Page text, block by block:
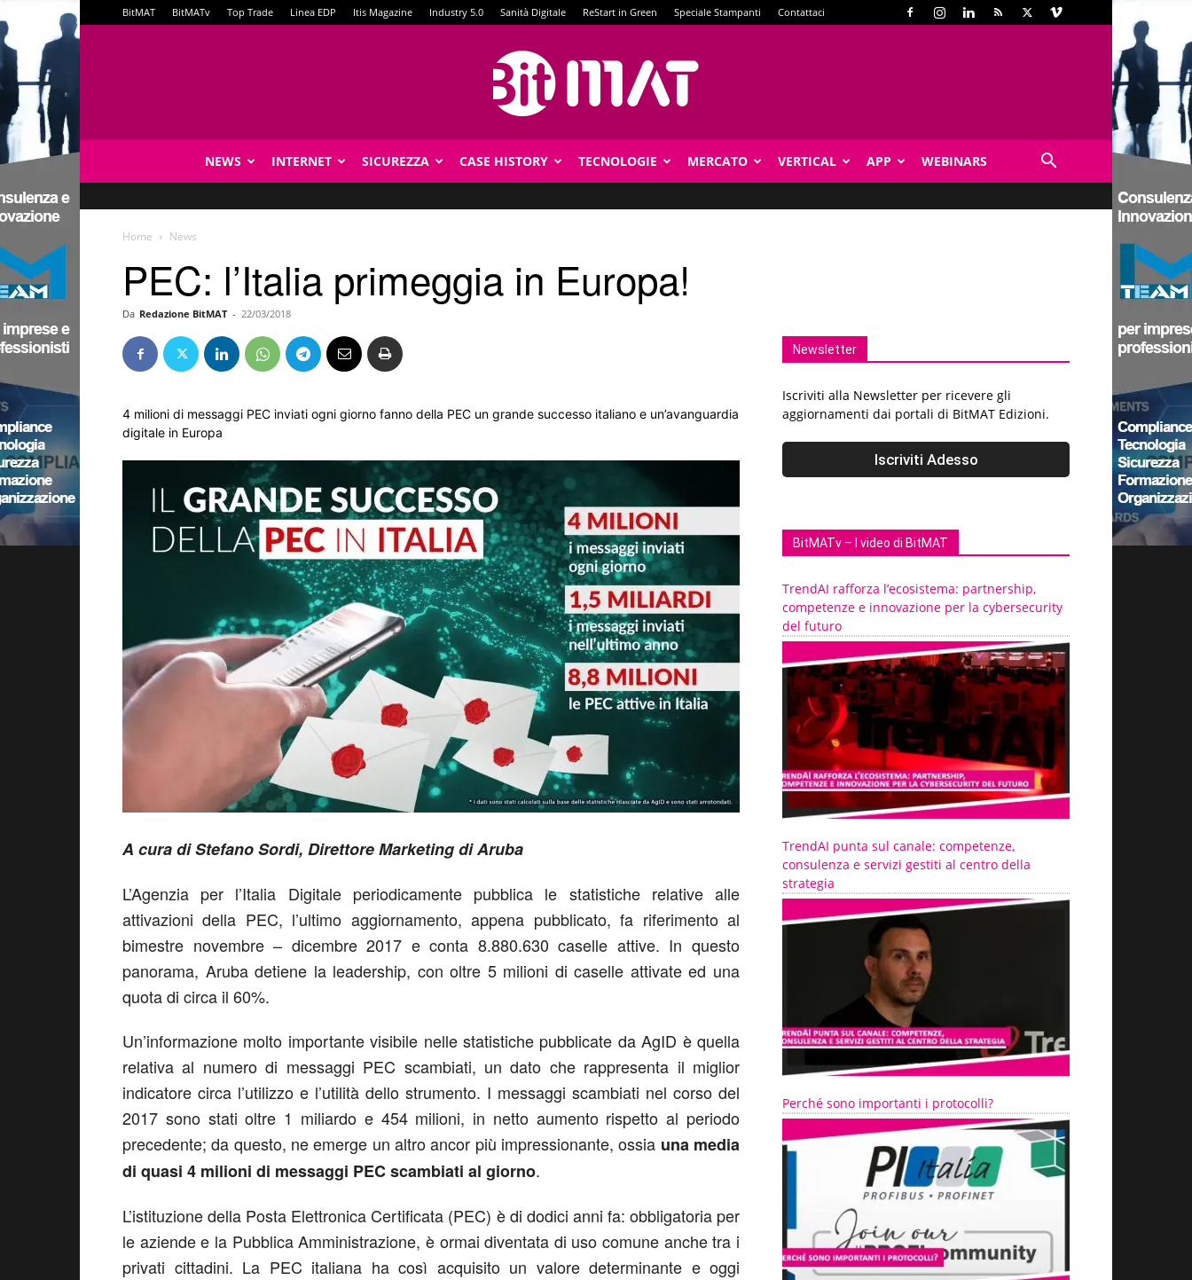
BitMAT BitMATv Top Trade Linea EDP Itis Magazine Industry 5.0 Sanità Digitale ReStart in Green Speciale Stampanti Contattaci
NEWS INTERNET SICUREZZA CASE HISTORY TECNOLOGIE MERCATO VERTICAL APP WEBINARS
Home News
PEC: l’Italia primeggia in Europa!
Da Redazione BitMAT - 22/03/2018
4 milioni di messaggi PEC inviati ogni giorno fanno della PEC un grande successo italiano e un’avanguardia
digitale in Europa
A cura di Stefano Sordi, Direttore Marketing di Aruba
L’Agenzia per l’Italia Digitale periodicamente pubblica le statistiche relative alle
attivazioni della PEC, l’ultimo aggiornamento, appena pubblicato, fa riferimento al
bimestre novembre – dicembre 2017 e conta 8.880.630 caselle attive. In questo
panorama, Aruba detiene la leadership, con oltre 5 milioni di caselle attivate ed una
quota di circa il 60%.
Un’informazione molto importante visibile nelle statistiche pubblicate da AgID è quella
relativa al numero di messaggi PEC scambiati, un dato che rappresenta il miglior
indicatore circa l’utilizzo e l’utilità dello strumento. I messaggi scambiati nel corso del
2017 sono stati oltre 1 miliardo e 454 milioni, in netto aumento rispetto al periodo
precedente; da questo, ne emerge un altro ancor più impressionante, ossia una media
di quasi 4 milioni di messaggi PEC scambiati al giorno.
L’istituzione della Posta Elettronica Certificata (PEC) è di dodici anni fa: obbligatoria per
le aziende e la Pubblica Amministrazione, è ormai diventata di uso comune anche tra i
privati cittadini. La PEC italiana ha così acquisito un valore determinante e oggi
Newsletter
Iscriviti alla Newsletter per ricevere gli
aggiornamenti dai portali di BitMAT Edizioni.
BitMATv – I video di BitMAT
TrendAI rafforza l’ecosistema: partnership,
competenze e innovazione per la cybersecurity
del futuro
TrendAI punta sul canale: competenze,
consulenza e servizi gestiti al centro della
strategia
Perché sono importanti i protocolli?